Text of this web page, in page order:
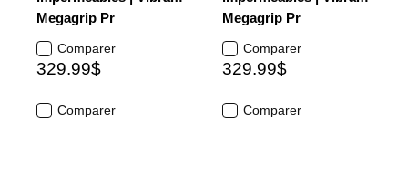
Megagrip Pr
Comparer
329.99$
Comparer
Megagrip Pr
Comparer
329.99$
Comparer